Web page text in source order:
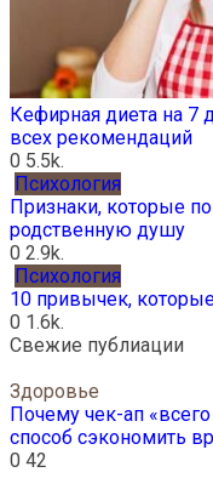
Кефирная диета на 7
всех рекомендаций
0 5.5k.
Психология
Признаки, которые
родственную душу
0 2.9k.
Психология
10 привычек,
0 1.6k.
Свежие публиации
Здоровье
Почему чек-ап
способ сэкономить
0 42